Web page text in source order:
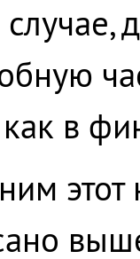
в